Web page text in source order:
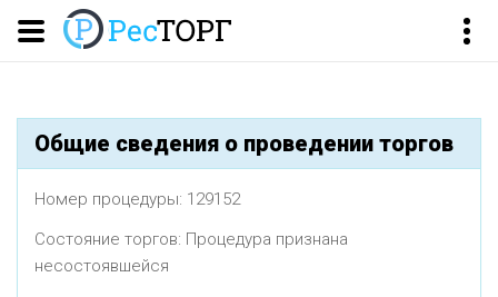
Общие сведения о проведении торгов
Номер процедуры: 129152
Состояние торгов: Процедура признана
несостоявшейся